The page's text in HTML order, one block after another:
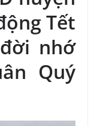
Tết
nhớ
Quý